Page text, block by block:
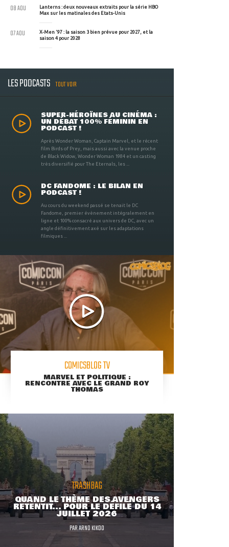
Lanterns : deux nouveaux extraits pour la série HBO
Max sur les matinales des Etats-Unis
08 AOU
X-Men '97 : la saison 3 bien prévue pour 2027, et la
saison 4 pour 2028
07 AOU
LES PODCASTS TOUT VOIR
SUPER-HÉROÏNES AU CINÉMA :
UN DÉBAT 100% FÉMININ EN
PODCAST !
Après Wonder Woman, Captain Marvel, et le récent
film Birds of Prey, mais aussi avec la venue proche
de Black Widow, Wonder Woman 1984 et un casting
très diversifié pour The Eternals, les ...
DC FANDOME : LE BILAN EN
PODCAST !
Au cours du weekend passé se tenait le DC
Fandome, premier évènement intégralement en
ligne et 100% consacré aux univers de DC, avec un
angle définitivement axé sur les adaptations
filmiques ...
COMICSBLOG TV
MARVEL ET POLITIQUE :
RENCONTRE AVEC LE GRAND ROY
THOMAS
TRASHBAG
QUAND LE THÈME DES AVENGERS
RETENTIT... POUR LE DÉFILÉ DU 14
JUILLET 2026
PARARNO KIKOO